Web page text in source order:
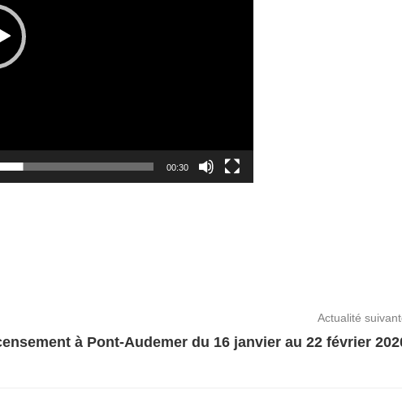
00:30
Actualité
à Pont-Audemer du 16 janvier au 22 février